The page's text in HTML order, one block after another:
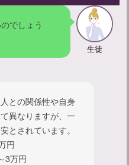
服装や持ち物について解説
でしょう
生徒
との関係性や自身
異なりますが、一
とされています。
円
3万円